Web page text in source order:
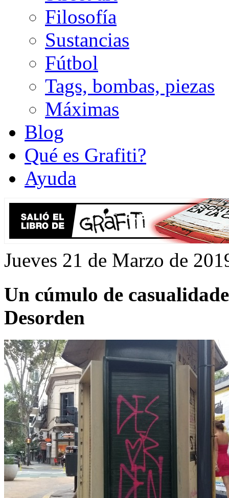
Filosofía
Sustancias
Fútbol
Tags, bombas, piezas
Máximas
Blog
Qué es Grafiti?
Ayuda
Jueves 21 de Marzo de
Un cúmulo de
Desorden